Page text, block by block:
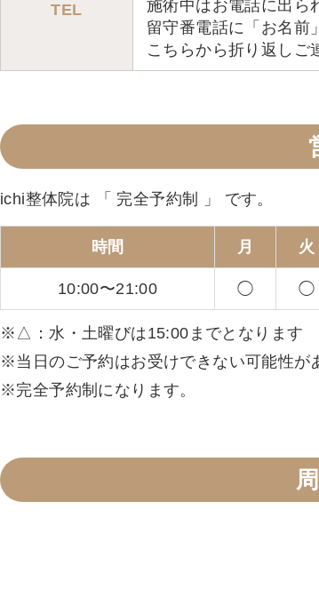
TEL
施術中はお電話に出ら
留守番電話に「お名前
こちらから折り返しご
ichi整体院は 「 完全予約制 」 です。
時間 月 火
10:00〜21:00 ◯ ◯
※△：水・土曜びは15:00までとなります
※当日のご予約はお受けできない可能性が
※完全予約制になります。